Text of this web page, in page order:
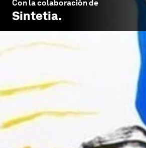
Con la colaboración de
Sintetia.